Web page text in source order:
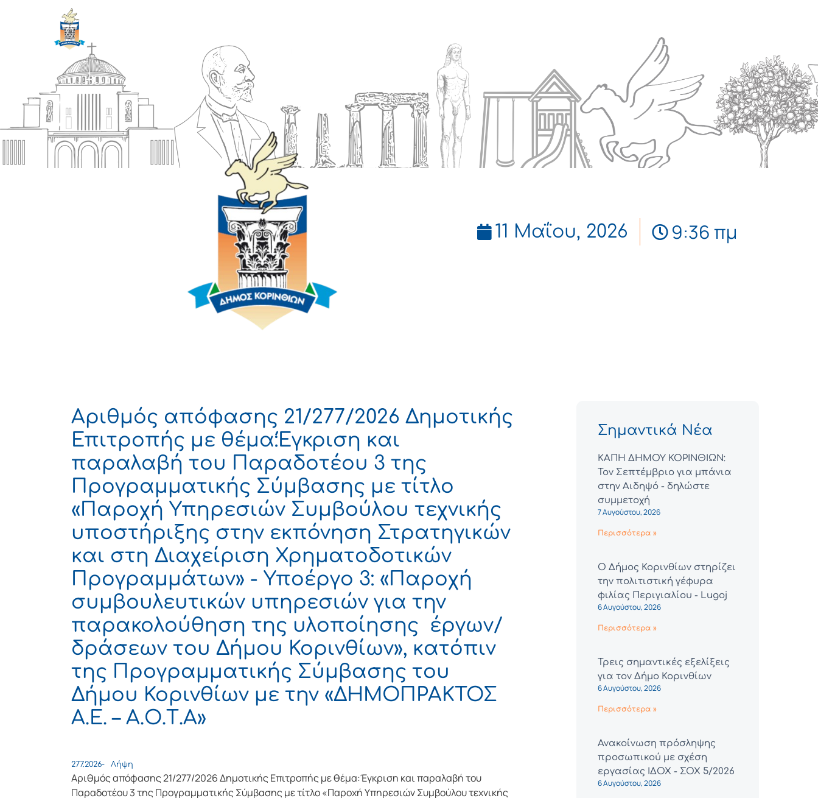
11 Μαΐου, 2026 9:36 πμ
Αριθμός απόφασης 21/277/2026 Δημοτικής
Επιτροπής με θέμα:Έγκριση και
παραλαβή του Παραδοτέου 3 της
Προγραμματικής Σύμβασης με τίτλο
«Παροχή Υπηρεσιών Συμβούλου τεχνικής
υποστήριξης στην εκπόνηση Στρατηγικών
και στη Διαχείριση Χρηματοδοτικών
Προγραμμάτων» - Υποέργο 3: «Παροχή
συμβουλευτικών υπηρεσιών για την
παρακολούθηση της υλοποίησης έργων/
δράσεων του Δήμου Κορινθίων», κατόπιν
της Προγραμματικής Σύμβασης του
Δήμου Κορινθίων με την «ΔΗΜΟΠΡΑΚΤΟΣ
Α.Ε. – Α.Ο.Τ.Α»
277.2026- Λήψη
Αριθμός απόφασης 21/277/2026 Δημοτικής Επιτροπής με θέμα:Έγκριση και παραλαβή του
Παραδοτέου 3 της Προγραμματικής Σύμβασης με τίτλο «Παροχή Υπηρεσιών Συμβούλου τεχνικής
Σημαντικά Νέα
ΚΑΠΗ ΔΗΜΟΥ ΚΟΡΙΝΘΙΩΝ:
Τον Σεπτέμβριο για μπάνια
στην Αιδηψό - δηλώστε
συμμετοχή
7 Αυγούστου, 2026
Περισσότερα »
Ο Δήμος Κορινθίων στηρίζει
την πολιτιστική γέφυρα
φιλίας Περιγιαλίου - Lugoj
6 Αυγούστου, 2026
Περισσότερα »
Τρεις σημαντικές εξελίξεις
για τον Δήμο Κορινθίων
6 Αυγούστου, 2026
Περισσότερα »
Ανακοίνωση πρόσληψης
προσωπικού με σχέση
εργασίας ΙΔΟΧ - ΣΟΧ 5/2026
6 Αυγούστου, 2026